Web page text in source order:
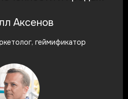
Аксенов
геймификатор